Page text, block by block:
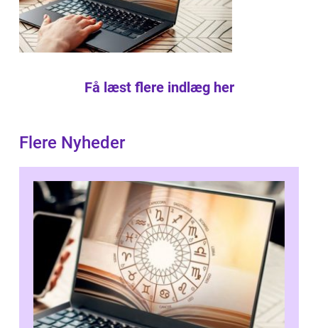
Få læst flere indlæg her
Flere Nyheder